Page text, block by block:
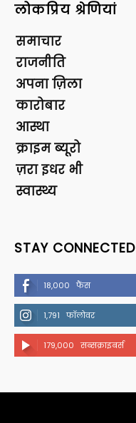
लोकप्रिय श्रेणियां
समाचार
राजनीति
अपना ज़िला
कारोबार
आस्था
क्राइम ब्यूरो
ज़रा इधर भी
स्वास्थ्य
STAY CONNECTED
18,000 फैंस
1,791 फॉलोवर
179,000 सब्सक्राइबर्स